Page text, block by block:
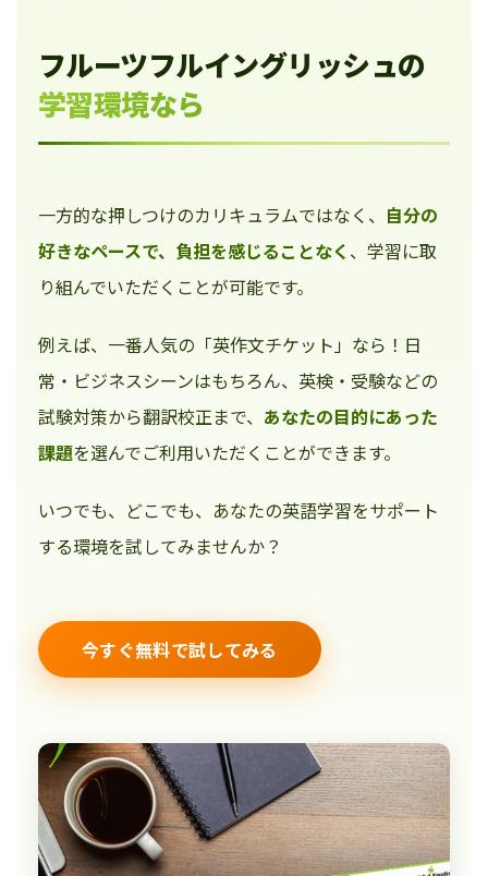
フルーツフルイングリッシュの
学習環境なら
一方的な押しつけのカリキュラムではなく、 自分の
好きなペースで、負担を感じることなく 、学習に取
り組んでいただくことが可能です。
例えば、一番人気の「英作文チケット」なら！日
常・ビジネスシーンはもちろん、英検・受験などの
試験対策から翻訳校正まで、 あなたの目的にあった
課題を選んでご利用いただくことができます。
いつでも、どこでも、あなたの英語学習をサポート
する環境を試してみませんか？
今すぐ無料で試してみる